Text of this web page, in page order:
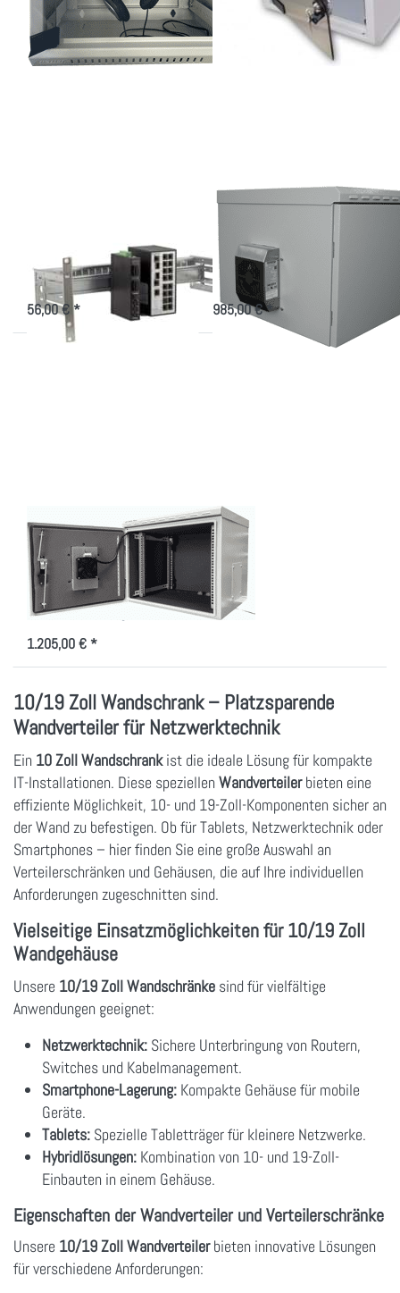
Hutschienenträger
Träger von Hutschienengeräten
56,00 € *
Drücken Sie
ENTER für mehr
Optionen zu 19
Zoll 4 HE Universal
Wandgehäuse IP55,
mit 50W
elektrischer Kühlung!
Indoor/Outdoorgehäuse 7-20HE,
50W Peltier Kühlung
985,00 € *
Wandgehäuse IP55,
mit 100W
elektrischer Kühlung!
Indoor/Outdoorgehäuse 7-20HE,
100W Peltier Kühlung
1.205,00 € *
10/19 Zoll Wandschrank – Platzsparende
Wandverteiler für Netzwerktechnik
Ein 10 Zoll Wandschrankist die ideale Lösung für kompakte
IT-Installationen. Diese speziellen Wandverteilerbieten eine
effiziente Möglichkeit, 10- und 19-Zoll-Komponenten sicher an
der Wand zu befestigen. Ob für Tablets, Netzwerktechnik oder
Smartphones – hier finden Sie eine große Auswahl an
Verteilerschränken und Gehäusen, die auf Ihre individuellen
Anforderungen zugeschnitten sind.
Vielseitige Einsatzmöglichkeiten für 10/19 Zoll
Wandgehäuse
Unsere 10/19 Zoll Wandschränke sind für vielfältige
Anwendungen geeignet:
Netzwerktechnik: Sichere Unterbringung von Routern,
Switches und Kabelmanagement.
Smartphone-Lagerung: Kompakte Gehäuse für mobile
Geräte.
Tablets: Spezielle Tabletträger für kleinere Netzwerke.
Hybridlösungen: Kombination von 10- und 19-Zoll-
Einbauten in einem Gehäuse.
Eigenschaften der Wandverteiler und Verteilerschränke
Unsere 10/19 Zoll Wandverteilerbieten innovative Lösungen
für verschiedene Anforderungen: